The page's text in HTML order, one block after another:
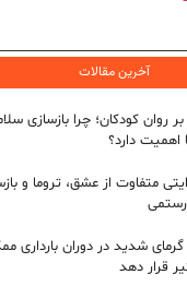
آخرین مقالات
روان کودکان؛ چرا بازسازی
اهمیت دارد؟
متفاوت از عشق، تروما و
شدید در دوران بارداری
قرار دهد